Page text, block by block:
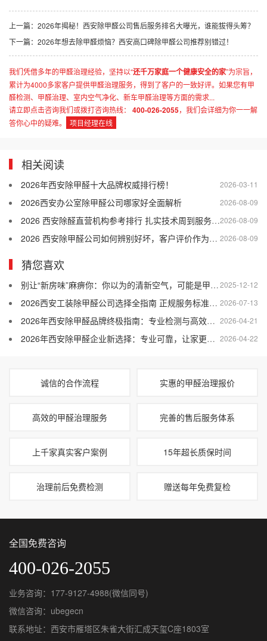
上一篇： 2026年揭秘！西安除甲醛公司售后服务排名大曝光，谁能拔得头筹？
下一篇： 2026年想去除甲醛烦恼？西安高口碑除甲醛公司推荐别错过！
我们凭借多年的甲醛治理经验，坚持以“还千万家庭一个健康安全的家”为宗旨，
累计为4000多家客户提供甲醛治理服务，得到了客户的一致好评。如果您有甲
醛检测、甲醛治理、室内空气净化、新车甲醛治理等方面的需求...
请立即点击咨询我们或拨打咨询热线：
400-026-2055，我们会详细为你一一解
答你心中的疑难。
项目经理在线
相关阅读
2026-03-11
2026年西安除甲醛十大品牌权威排行榜！
2026-08-09
2026西安办公室除甲醛公司哪家好全面解析
2026-08-09
2026 西安除醛直营机构参考排行 扎实技术周到服务靠谱售后
2026-08-09
2026 西安除甲醛公司如何辨别好坏，客户评价作为参考依据
猜您喜欢
2025-12-12
别让“新房味”麻痹你：你以为的清新空气，可能是甲醛超标！
2026-07-13
2026西安工装除甲醛公司选择全指南 正规服务标准与优质品牌推荐
2026-04-21
2026年西安除甲醛品牌终极指南：专业检测与高效治理双效合一
2026-04-22
2026年西安除甲醛企业新选择：专业可靠，让家更安全
诚信的合作流程 实惠的甲醛治理报价
高效的甲醛治理服务 完善的售后服务体系
上千家真实客户案例 15年超长质保时间
治理前后免费检测 赠送每年免费复检
全国免费咨询
400-026-2055
业务咨询：177-9127-4988(微信同号)
微信咨询：ubegecn
联系地址：西安市雁塔区朱雀大街汇成天玺C座1803室